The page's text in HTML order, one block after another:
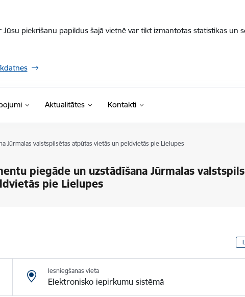
piekrišanu papildus šajā vietnē var tikt izmantotas statistikas un
Aktualitātes Kontakti
Jūrmalas valstspilsētas atpūtas vietās un peldvietās pie Lielupes
piegāde un uzstādīšana Jūrmalas
pie Lielupes
Iesniegšanas vieta
Elektronisko iepirkumu sistēmā